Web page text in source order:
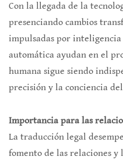
Con la llegada de la
presenciando cambios
impulsadas por
automática ayudan en el
humana sigue siendo
precisión y la conciencia
Importancia para las
La traducción legal
fomento de las relaciones